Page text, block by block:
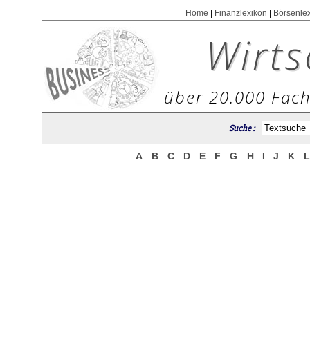
Home Finanzlexikon
über 20.000
Suche :
A B C D E F G H I J K